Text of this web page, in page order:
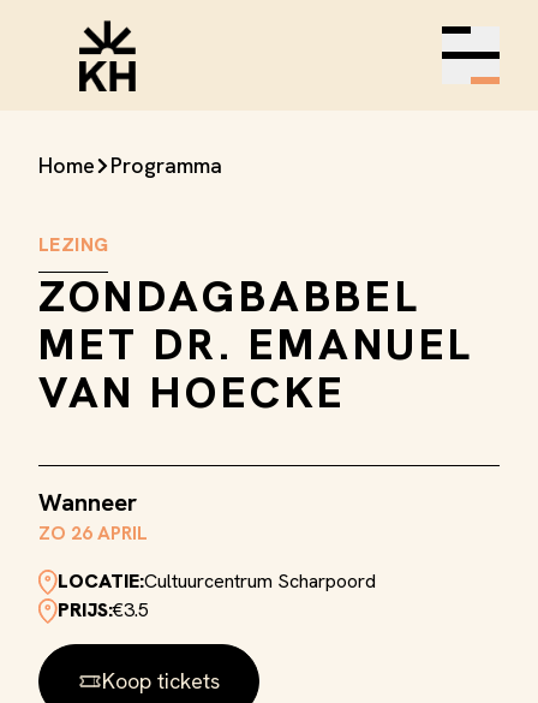
Open
Home Programma
LEZING
ZONDAGBABBEL
MET DR. EMANUEL
VAN HOECKE
Wanneer
ZO 26 APRIL
LOCATIE:Cultuurcentrum Scharpoord
PRIJS:€3.5
Koop tickets